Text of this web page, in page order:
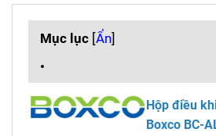
Mục lục [Ẩn]
Hộp điều
Boxco BC-